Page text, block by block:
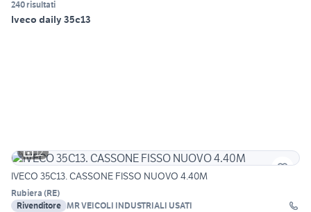
240 risultati
Iveco daily 35c13
12
IVECO 35C13. CASSONE FISSO NUOVO 4.40M
Rubiera (RE)
Rivenditore MR VEICOLI INDUSTRIALI USATI